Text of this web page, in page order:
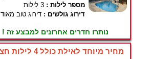
מספר לילות : 3 לילות
דירוג גולשים : דירוג טוב מאוד
נותרו חדרים אחרונים למבצע זה !
מחיר מיוחד לאילת כולל 4 לילות חצי פנסיון